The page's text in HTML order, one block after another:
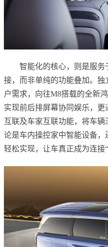
智能化的核心，则是服
接，而非单纯的功能叠加。
户需求，向往M8搭载的全新
实现前后排屏幕协同娱乐，
互联及车家互联功能，将车
论是车内操控家中智能设备
轻松实现，让车真正成为连接